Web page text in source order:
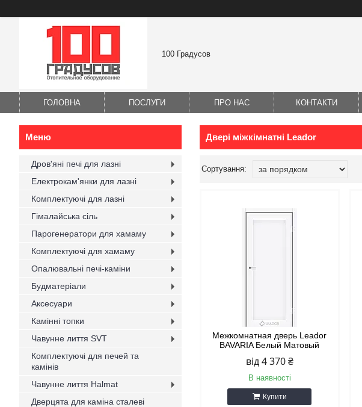
100 Градусов
ГОЛОВНА ПОСЛУГИ ПРО НАС КОНТАКТИ
Двері міжкімнатні Leador
Межкомнатная дверь Leador
BAVARIA Белый Матовый
від 4 370 ₴
В наявності
Купити
Дров'яні печі для лазні
Електрокам'янки для лазні
Комплектуючі для лазні
Гімалайська сіль
Парогенератори для хамаму
Комплектуючі для хамаму
Опалювальні печі-каміни
Будматеріали
Аксесуари
Камінні топки
Чавунне лиття SVT
Комплектуючі для печей та
камінів
Чавунне лиття Halmat
Дверцята для каміна сталеві